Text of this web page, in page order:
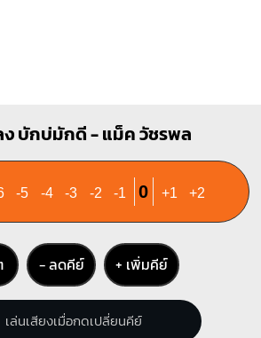
ง บักบ่มักดี - แม็ค วัชรพล
-5 -4 -3 -2 -1 0 +1 +2
− ลดคีย์ + เพิ่มคีย์
เล่นเสียงเมื่อกดเปลี่ยนคีย์